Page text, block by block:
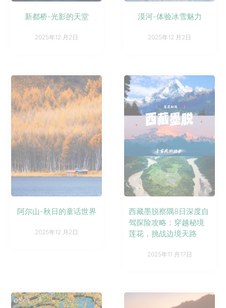
新都桥-光影的天堂
2025年12 月2日
漠河-体验冰雪魅力
2025年12 月2日
阿尔山-秋日的童话世界
2025年12 月2日
西藏墨脱察隅8日深度自
驾探险攻略：穿越秘境
莲花，挑战边境天路
2025年11 月17日